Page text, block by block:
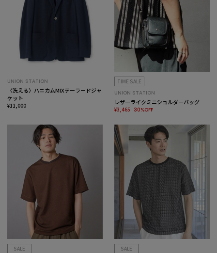
UNION STATION
〈洗える〉ハニカムMIXテーラードジャ
ケット
¥11,000
TIME SALE
UNION STATION
レザーライクミニショルダーバッグ
¥3,465 30%OFF
SALE
SALE